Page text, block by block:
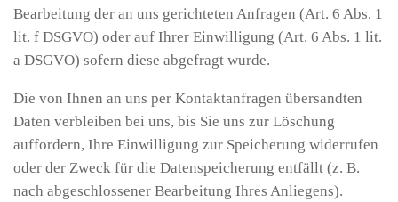
Bearbeitung der an uns gerichteten Anfragen (Art. 6 Abs. 1
lit. f DSGVO) oder auf Ihrer Einwilligung (Art. 6 Abs. 1 lit.
a DSGVO) sofern diese abgefragt wurde.
Die von Ihnen an uns per Kontaktanfragen übersandten
Daten verbleiben bei uns, bis Sie uns zur Löschung
auffordern, Ihre Einwilligung zur Speicherung widerrufen
oder der Zweck für die Datenspeicherung entfällt (z. B.
nach abgeschlossener Bearbeitung Ihres Anliegens).